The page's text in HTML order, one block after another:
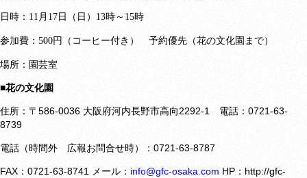
日時： 11 月 17日（日） 13時～ 15時
参加費： 500円（コーヒー付き） 予約優先（花の文化園まで）
場所：園芸室
■花の文化園
住所：〒586-0036 大阪府河内長野市高向2292-1 電話：0721-63-
8739
電話（時間外 広報お問合せ時）：0721-63-8787
FAX：0721-63-8741 メール： info@gfc-osaka.com HP： http://gfc-